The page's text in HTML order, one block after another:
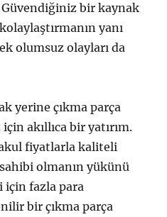
bir kaynak
yanı
olumsuz olayları da
yerine çıkma parça
akıllıca bir yatırım.
fiyatlarla kaliteli
olmanın yükünü
için fazla para
bir çıkma parça